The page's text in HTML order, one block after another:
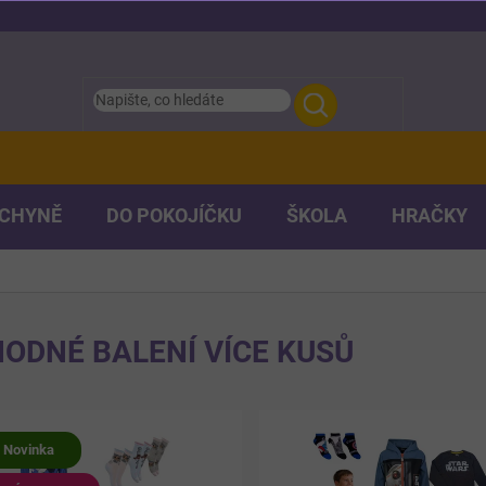
DO POKOJÍČKU ŠKOLA HRAČKY
BALENÍ VÍCE KUSŮ
Novinka